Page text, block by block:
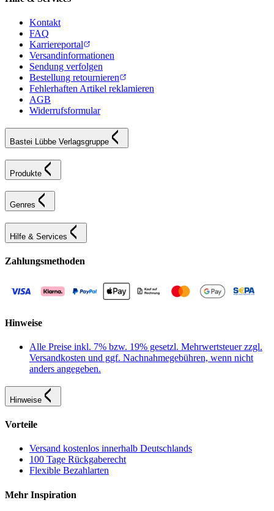
Kontakt
FAQ
Karriereportal
Versandinformationen
Sendung verfolgen
Bestellung retournieren
Fehlerhaften Artikel reklamieren
AGB
Widerrufsformular
Bastei Lübbe Verlagsgruppe
Produkte
Genres
Hilfe & Services
Zahlungsmethoden
Hinweise
Alle Preise inkl. 7% bzw. 19% gesetzl. Mehrwertsteuer zzgl.
Versandkosten und ggf. Nachnahmegebühren, wenn nicht
anders angegeben.
Hinweise
Vorteile
Versand kostenlos innerhalb Deutschlands
100 Tage Rückgaberecht
Flexible Bezahlarten
Mehr Inspiration